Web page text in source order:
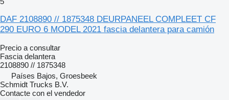
DAF 2108890 // 1875348 DEURPANEEL COMPLEET CF
290 EURO 6 MODEL 2021 fascia delantera para camión
Precio a consultar
Fascia delantera
2108890 // 1875348
Países Bajos, Groesbeek
Schmidt Trucks B.V.
Contacte con el vendedor